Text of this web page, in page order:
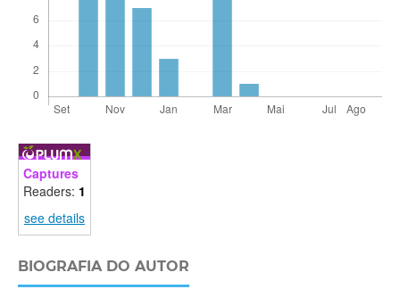
Captures
Readers: 1
see details
BIOGRAFIA DO AUTOR